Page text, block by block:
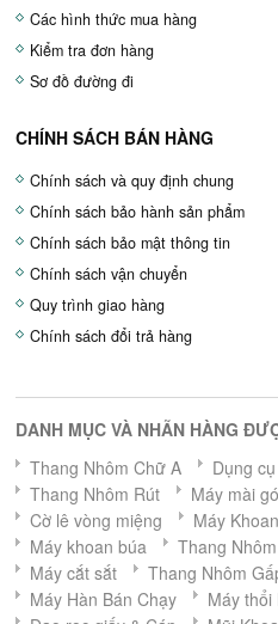
Các hình thức mua hàng
Kiểm tra đơn hàng
Sơ đồ đường đi
CHÍNH SÁCH BÁN HÀNG
Chính sách và quy định chung
Chính sách bảo hành sản phẩm
Chính sách bảo mật thông tin
Chính sách vận chuyển
Quy trình giao hàng
Chính sách đổi trả hàng
DANH MỤC VÀ NHÃN HÀNG
Thang Nhôm Chữ A
Dụng
Thang Nhôm Rút
Máy mài
Cờ lê vòng miệng
Máy Khoan
Máy khoan búa
Thang
Máy cắt sắt
Thang Nhôm
Máy Hàn Bán Chạy
Máy thổi